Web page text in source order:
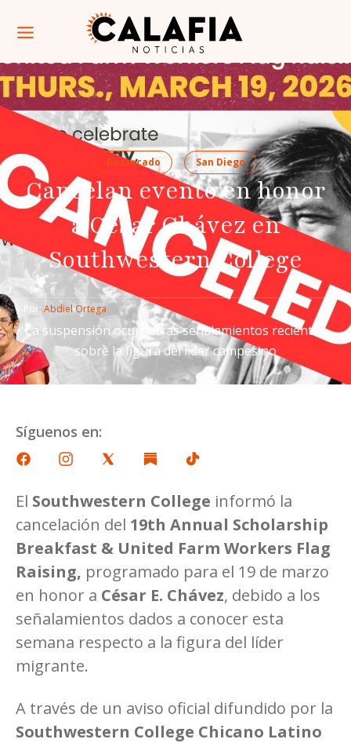
Destacado San Diego
Cancelan evento en honor
a César Chávez en
Southwestern College
Por: Abdiel Ortega
La suspensión ocurre tras señalamientos recientes
sobre la figura del líder campesino
Síguenos en:
El Southwestern College informó la
cancelación del 19th Annual Scholarship
Breakfast & United Farm Workers Flag
Raising, programado para el 19 de marzo
en honor a César E. Chávez, debido a los
señalamientos dados a conocer esta
semana respecto a la figura del líder
migrante.
A través de un aviso oficial difundido por la
Southwestern College Chicano Latino